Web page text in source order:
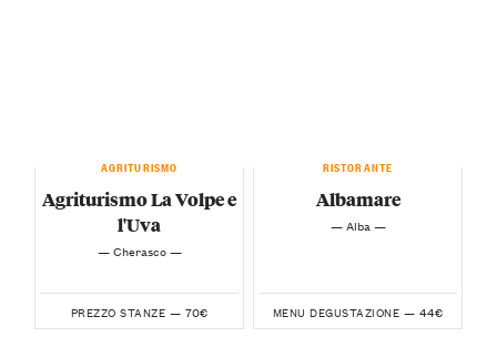
AGRITURISMO
Agriturismo La Volpe e
l'Uva
— Cherasco —
PREZZO STANZE — 70€
RISTORANTE
Albamare
— Alba —
MENU DEGUSTAZIONE — 44€